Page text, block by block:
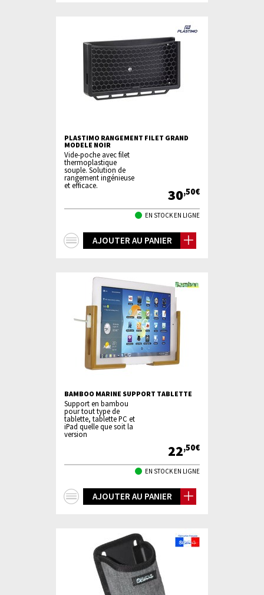
PLASTIMO RANGEMENT FILET GRAND
MODELE NOIR
Vide-poche avec filet
thermoplastique
souple. Solution de
rangement ingénieuse
et efficace.
30,50€
EN STOCK EN LIGNE
AJOUTER AU PANIER
BAMBOO MARINE SUPPORT TABLETTE
Support en bambou
pour tout type de
tablette, tablette PC et
iPad quelle que soit la
version
22,50€
EN STOCK EN LIGNE
AJOUTER AU PANIER